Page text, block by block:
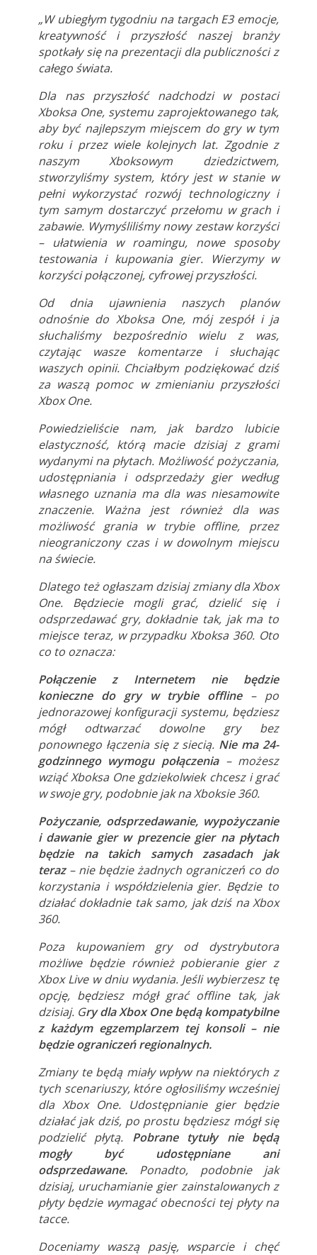
„W ubiegłym tygodniu na targach E3 emocje,
kreatywność i przyszłość naszej branży
spotkały się na prezentacji dla publiczności z
całego świata.
Dla nas przyszłość nadchodzi w postaci
Xboksa One, systemu zaprojektowanego tak,
aby być najlepszym miejscem do gry w tym
roku i przez wiele kolejnych lat. Zgodnie z
naszym Xboksowym dziedzictwem,
stworzyliśmy system, który jest w stanie w
pełni wykorzystać rozwój technologiczny i
tym samym dostarczyć przełomu w grach i
zabawie. Wymyśliliśmy nowy zestaw korzyści
– ułatwienia w roamingu, nowe sposoby
testowania i kupowania gier. Wierzymy w
korzyści połączonej, cyfrowej przyszłości.
Od dnia ujawnienia naszych planów
odnośnie do Xboksa One, mój zespół i ja
słuchaliśmy bezpośrednio wielu z was,
czytając wasze komentarze i słuchając
waszych opinii. Chciałbym podziękować dziś
za waszą pomoc w zmienianiu przyszłości
Xbox One.
Powiedzieliście nam, jak bardzo lubicie
elastyczność, którą macie dzisiaj z grami
wydanymi na płytach. Możliwość pożyczania,
udostępniania i odsprzedaży gier według
własnego uznania ma dla was niesamowite
znaczenie. Ważna jest również dla was
możliwość grania w trybie offline, przez
nieograniczony czas i w dowolnym miejscu
na świecie.
Dlatego też ogłaszam dzisiaj zmiany dla Xbox
One. Będziecie mogli grać, dzielić się i
odsprzedawać gry, dokładnie tak, jak ma to
miejsce teraz, w przypadku Xboksa 360. Oto
co to oznacza:
Połączenie z Internetem nie będzie
konieczne do gry w trybie offline – po
jednorazowej konfiguracji systemu, będziesz
mógł odtwarzać dowolne gry bez
ponownego łączenia się z siecią. Nie ma 24-
godzinnego wymogu połączenia – możesz
wziąć Xboksa One gdziekolwiek chcesz i grać
w swoje gry, podobnie jak na Xboksie 360.
Pożyczanie, odsprzedawanie, wypożyczanie
i dawanie gier w prezencie gier na płytach
będzie na takich samych zasadach jak
teraz – nie będzie żadnych ograniczeń co do
korzystania i współdzielenia gier. Będzie to
działać dokładnie tak samo, jak dziś na Xbox
360.
Poza kupowaniem gry od dystrybutora
możliwe będzie również pobieranie gier z
Xbox Live w dniu wydania. Jeśli wybierzesz tę
opcję, będziesz mógł grać offline tak, jak
dzisiaj. Gry dla Xbox One będą kompatybilne
z każdym egzemplarzem tej konsoli – nie
będzie ograniczeń regionalnych.
Zmiany te będą miały wpływ na niektórych z
tych scenariuszy, które ogłosiliśmy wcześniej
dla Xbox One. Udostępnianie gier będzie
działać jak dziś, po prostu będziesz mógł się
podzielić płytą.
Pobrane tytuły nie będą
mogły być udostępniane ani
odsprzedawane.
Ponadto, podobnie jak
dzisiaj, uruchamianie gier zainstalowanych z
płyty będzie wymagać obecności tej płyty na
tacce.
Doceniamy waszą pasję, wsparcie i chęć